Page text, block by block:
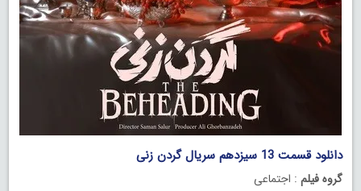
دانلود قسمت 13 سیزدهم سریال گردن زنی
گروه فیلم : اجتماعی